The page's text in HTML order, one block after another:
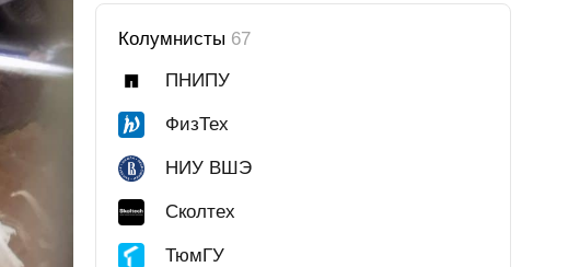
Колумнисты 67
ПНИПУ
ФизТех
НИУ ВШЭ
Сколтех
ТюмГУ